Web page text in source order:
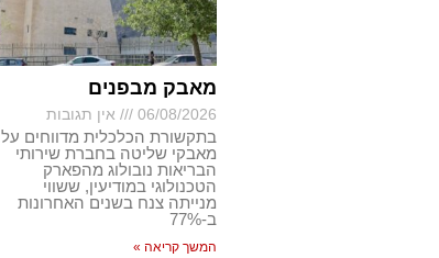
מאבק מבפנים
06/08/2026 אין תגובות
בתקשורת הכלכלית מדווחים על
מאבקי שליטה בחברת שירותי
הבריאות נובולוג מהפארק
הטכנולוגי במודיעין, ששווי
מנייתה צנח בשנים האחרונות
ב-77%
המשך קריאה »